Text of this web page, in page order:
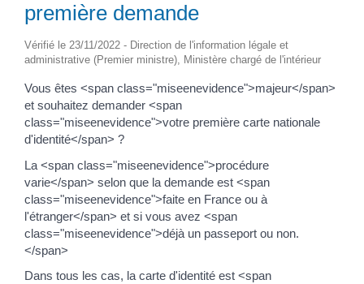
première demande
Vérifié le 23/11/2022 - Direction de l'information légale et
administrative (Premier ministre), Ministère chargé de l'intérieur
Vous êtes <span class="miseenevidence">majeur</span>
et souhaitez demander <span
class="miseenevidence">votre première carte nationale
d'identité</span> ?
La <span class="miseenevidence">procédure
varie</span> selon que la demande est <span
class="miseenevidence">faite en France ou à
l'étranger</span> et si vous avez <span
class="miseenevidence">déjà un passeport ou non.
</span>
Dans tous les cas, la carte d'identité est <span